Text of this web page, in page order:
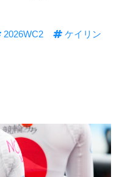
2026WC2 ケイリン